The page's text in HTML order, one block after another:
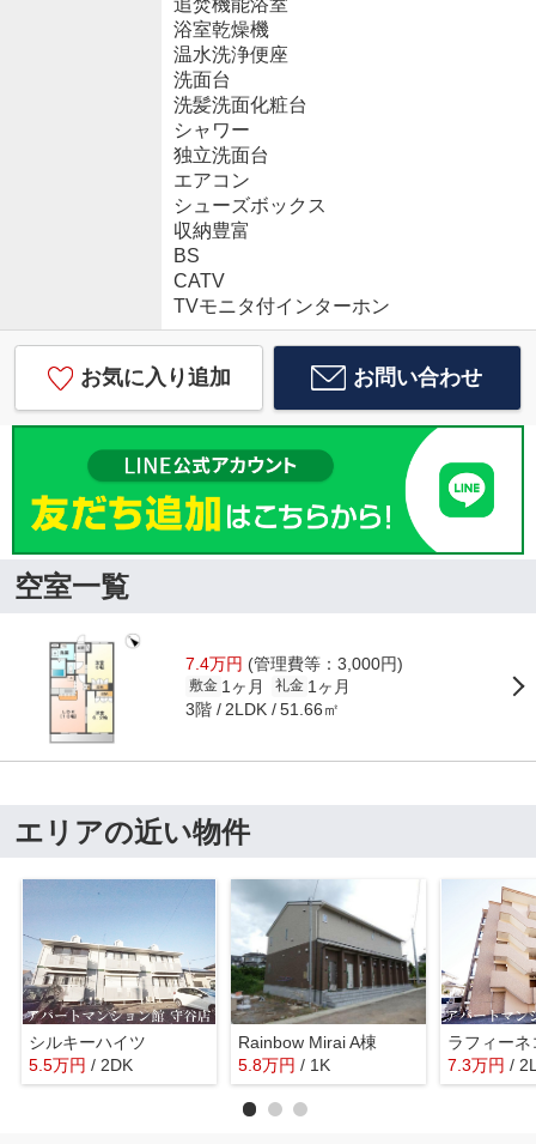
追焚機能浴室
浴室乾燥機
温水洗浄便座
洗面台
洗髪洗面化粧台
シャワー
独立洗面台
エアコン
シューズボックス
収納豊富
BS
CATV
TVモニタ付インターホン
お気に入り追加 お問い合わせ
空室一覧
7.4万円 (管理費等：3,000円)
敷金 1ヶ月 礼金 1ヶ月
3階 2LDK 51.66㎡
エリアの近い物件
シルキーハイツ
5.5万円 / 2DK
Rainbow Mirai A棟
5.8万円 / 1K
ラフィーネ
7.3万円 /